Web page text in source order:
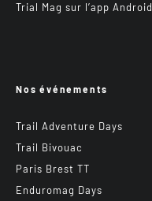
Trial Mag sur l’app Android
Nos événements
Trail Adventure Days
Trail Bivouac
Paris Brest TT
Enduromag Days